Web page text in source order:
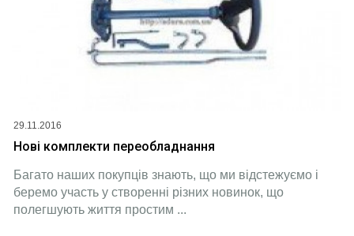
29.11.2016
Нові комплекти переобладнання
Багато наших покупців знають, що ми відстежуємо і
беремо участь у створенні різних новинок, що
полегшують життя простим ...